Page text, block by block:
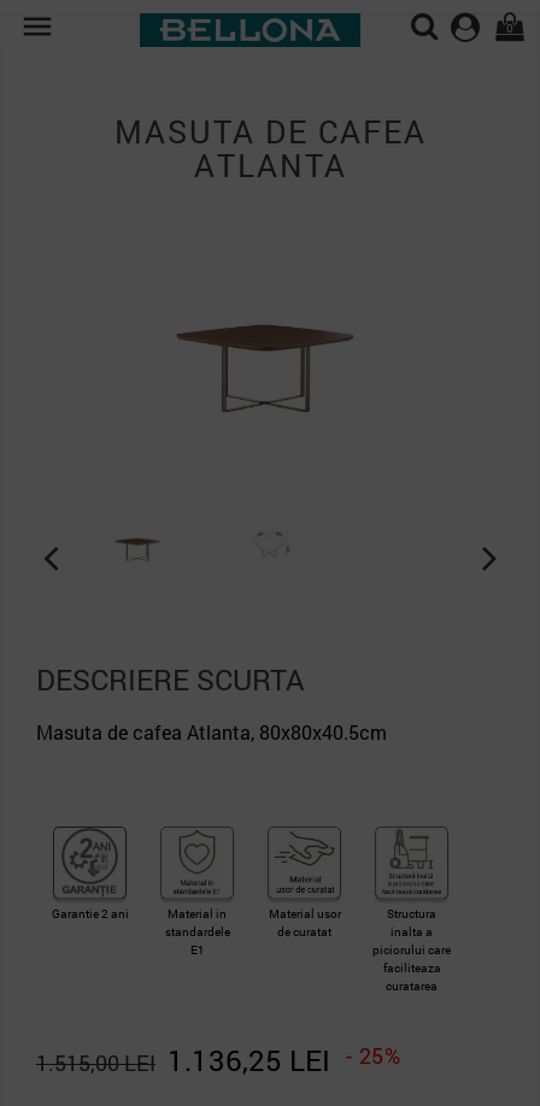
 0
MASUTA DE CAFEA
ATLANTA
DESCRIERE SCURTA
Masuta de cafea Atlanta, 80x80x40.5cm
Garantie 2 ani
Material in
standardele
E1
Material usor
de curatat
Structura
inalta a
piciorului care
faciliteaza
curatarea
1.136,25 LEI - 25%
1.515,00 LEI